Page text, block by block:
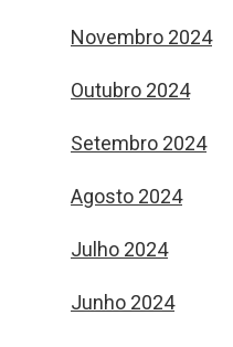
Novembro 2024
Outubro 2024
Setembro 2024
Agosto 2024
Julho 2024
Junho 2024